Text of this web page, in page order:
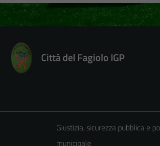
Città del Fagiolo IGP
Giustizia, sicurezza pubblica e
municipale